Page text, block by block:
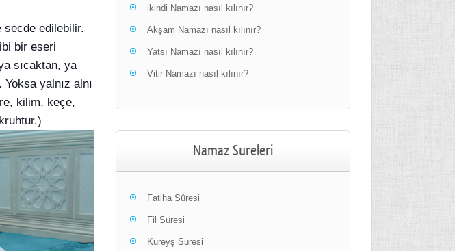
edilebilir.
bir eseri
sıcaktan, ya
yalnız alnı
kilim, keçe,
ikindi Namazı nasıl kılınır?
Akşam Namazı nasıl kılınır?
Yatsı Namazı nasıl kılınır?
Vitir Namazı nasıl kılınır?
Namaz Sureleri
Fatiha Sûresi
Fil Suresi
Kureyş Suresi